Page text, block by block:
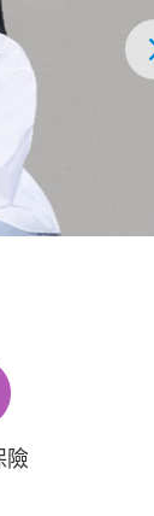
險